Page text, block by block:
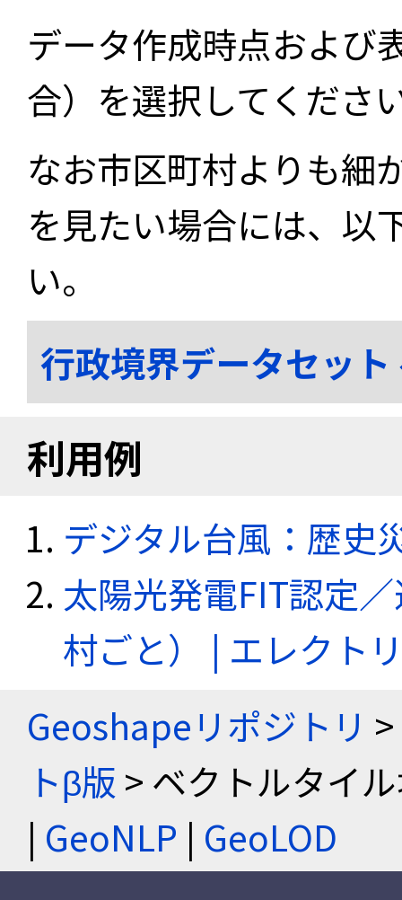
データ作成時点および
合）を選択してくださ
なお市区町村よりも細
を見たい場合には、以
い。
行政境界データセッ
利用例
デジタル台風：歴史
太陽光発電FIT認定
村ごと） | エレクト
Geoshapeリポジトリ >
トβ版 > ベクトルタイ
| GeoNLP | GeoLOD